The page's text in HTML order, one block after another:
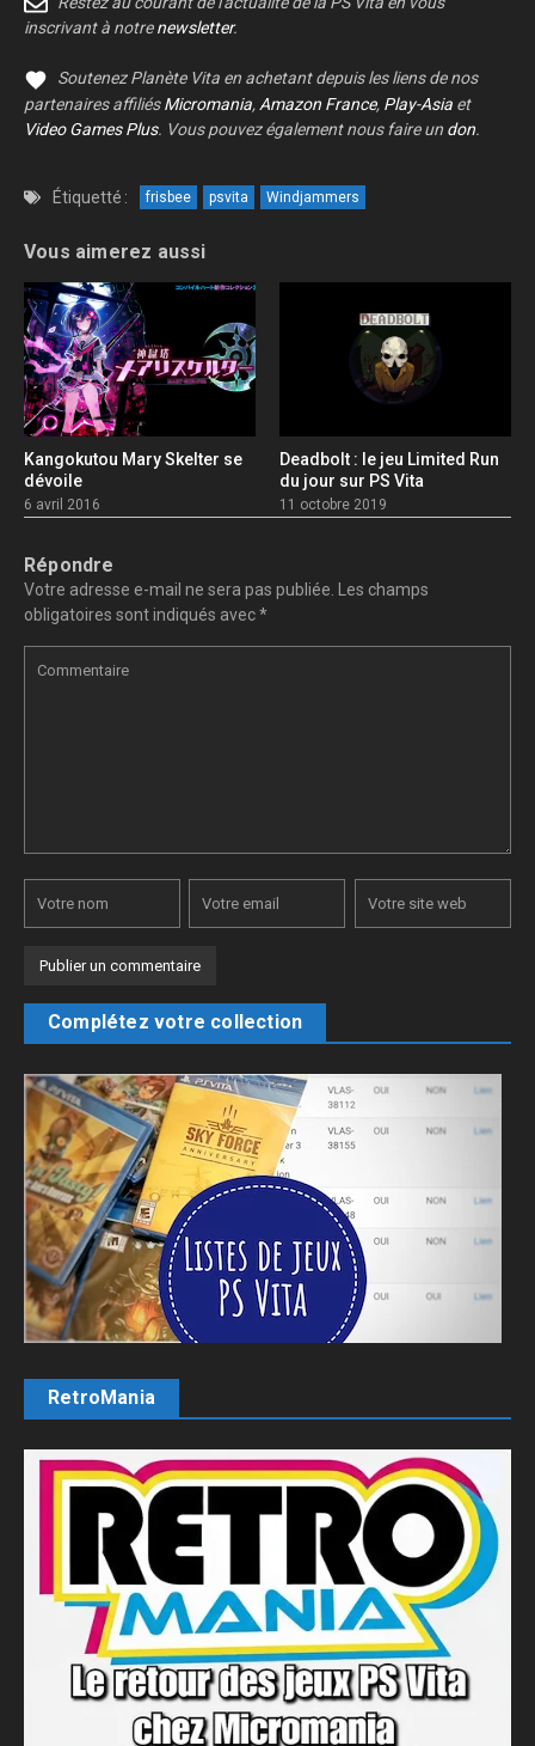
inscrivant à notrenewsletter.
Soutenez Planète Vita en achetant depuis les liens de nos
partenaires affiliésMicromania, Amazon France, Play-Asia et
Video Games Plus. Vous pouvez également nous faire un don.
Étiquetté : frisbee psvita Windjammers
Vous aimerez aussi
Kangokutou Mary Skelter se
dévoile
6 avril 2016
Deadbolt : le jeu Limited Run
du jour sur PS Vita
11 octobre 2019
Répondre
Votre adresse e-mail ne sera pas publiée.
Les champs
obligatoires sont indiqués avec*
Complétez votre collection
RetroMania